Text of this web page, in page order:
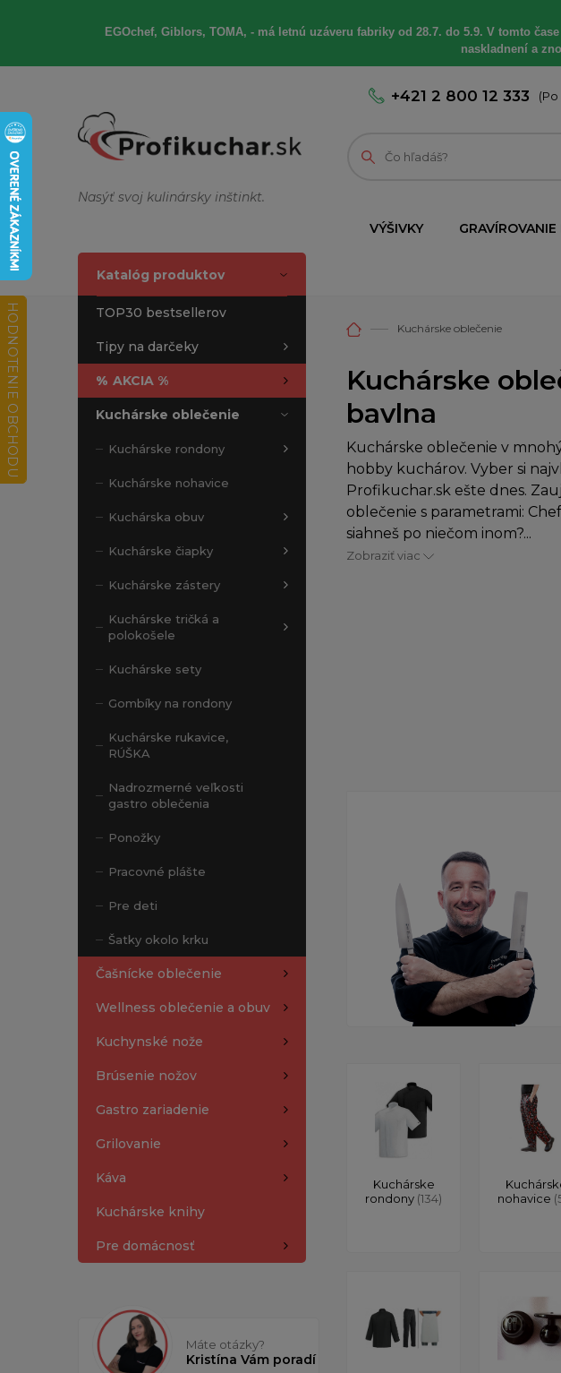
EGOchef, Giblors, TOMA, - má letnú uzáveru fabriky od 28.7. do 5.9. V tomto
naskladnení a
Nasýť svoj kulinársky inštinkt.
+421 2 800 12 333 (Po
VÝŠIVKY
Katalóg produktov
TOP30 bestsellerov
Tipy na darčeky
% AKCIA %
Kuchárske oblečenie
Kuchárske rondony
Kuchárske nohavice
Kuchárska obuv
Kuchárske čiapky
Kuchárske zástery
Kuchárske tričká a
polokošele
Kuchárske sety
Gombíky na rondony
Kuchárske rukavice,
RÚŠKA
Nadrozmerné veľkosti
gastro oblečenia
Ponožky
Pracovné plášte
Pre deti
Šatky okolo krku
Čašnícke oblečenie
Wellness oblečenie a obuv
Kuchynské nože
Brúsenie nožov
Gastro zariadenie
Grilovanie
Káva
Kuchárske knihy
Pre domácnosť
Máte otázky?
Kristína Vám poradí
Kuchárske oblečenie
Kuchárske
bavlna
Kuchárske oblečenie v
hobby kuchárov. Vyber si
Profikuchar.sk ešte dnes.
oblečenie s parametrami:
siahneš po niečom inom?...
Zobraziť viac
Kuchárske
rondony (134)
nohavice
HODNOTENIE OBCHODU